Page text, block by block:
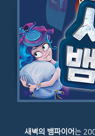
새벽의 뱀파이어는